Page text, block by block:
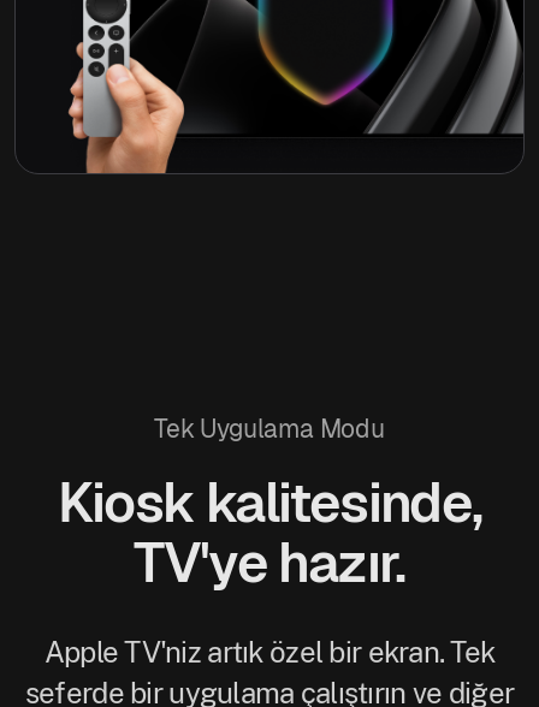
Tek Uygulama Modu
Kiosk kalitesinde,
TV'ye hazır.
Apple TV'niz artık özel bir ekran. Tek
seferde bir uygulama çalıştırın ve diğer